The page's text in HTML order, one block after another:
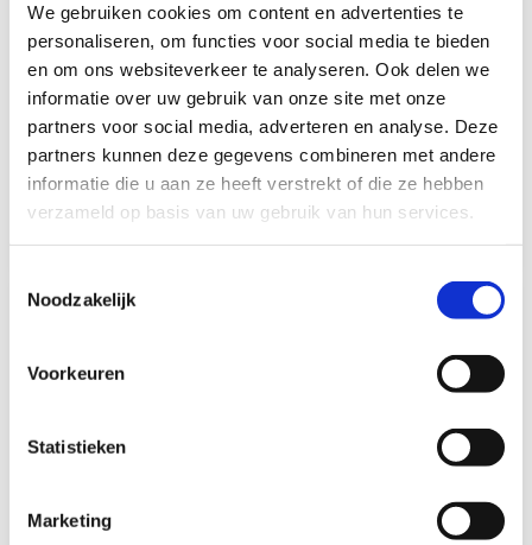
We gebruiken cookies om content en advertenties te
personaliseren, om functies voor social media te bieden
en om ons websiteverkeer te analyseren. Ook delen we
informatie over uw gebruik van onze site met onze
partners voor social media, adverteren en analyse. Deze
partners kunnen deze gegevens combineren met andere
informatie die u aan ze heeft verstrekt of die ze hebben
verzameld op basis van uw gebruik van hun services.
Noodzakelijk
Voorkeuren
Statistieken
Marketing
Dometic Dometic C6
Raamuitzetter zonder
Knop 825x485
Op voorraad*
€43,95
Dometic Dometic C6
Raamuitzetter zonder
Knop 900x520
Op voorraad*
€43,95
Raamuitzetter Klik
Raamuitzetter Klik